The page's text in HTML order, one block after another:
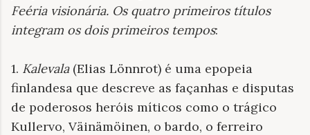
Feéria visionária. Os quatro primeiros títulos
integram os dois primeiros tempos:
1. Kalevala(Elias Lönnrot) é uma epopeia
finlandesa que descreve as façanhas e disputas
de poderosos heróis míticos como o trágico
Kullervo, Väinämöinen, o bardo, o ferreiro